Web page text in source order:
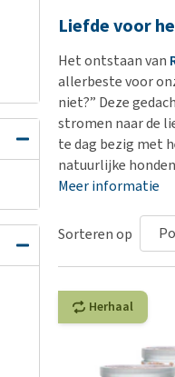
Vegan hondenvoer
Snacks
Bekijk alles
Puppy apotheek
Vuurwerkangst
Bekijk alles
Liefde voor
Het ontstaan van
allerbeste voor
niet?” Deze
stromen naar de
te dag bezig met
natuurlijke
Meer informatie
Sorteren op
Herhaal